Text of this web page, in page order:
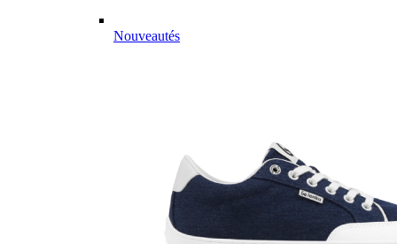
Nouveautés